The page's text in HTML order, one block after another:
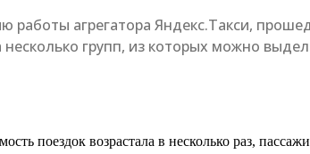
работы агрегатора Яндекс.Такси,
групп, из которых можно
поездок возрастала в несколько раз,